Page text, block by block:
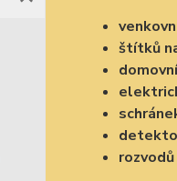
štítků